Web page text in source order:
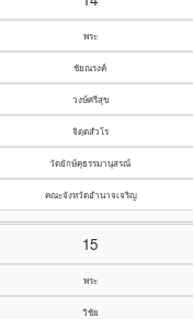
พระ
ชัยณรงค์
วงษ์ศรีสุข
จิตฺตสํวโร
วัดยักษ์คุธรรมานุสรณ์
คณะจังหวัดอำนาจเจริญ
15
พระ
วิชัย